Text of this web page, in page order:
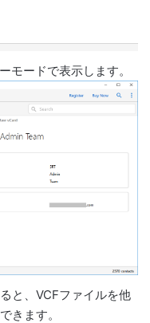
モードで表示します。
と、VCFファイルを他
きます。